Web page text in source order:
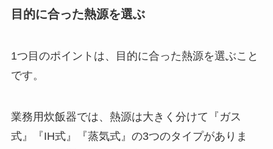
目的に合った熱源を選ぶ
1つ目のポイントは、目的に合った熱源を選ぶこと
です。
業務用炊飯器では、熱源は大きく分けて『ガス
式』『IH式』『蒸気式』の3つのタイプがありま